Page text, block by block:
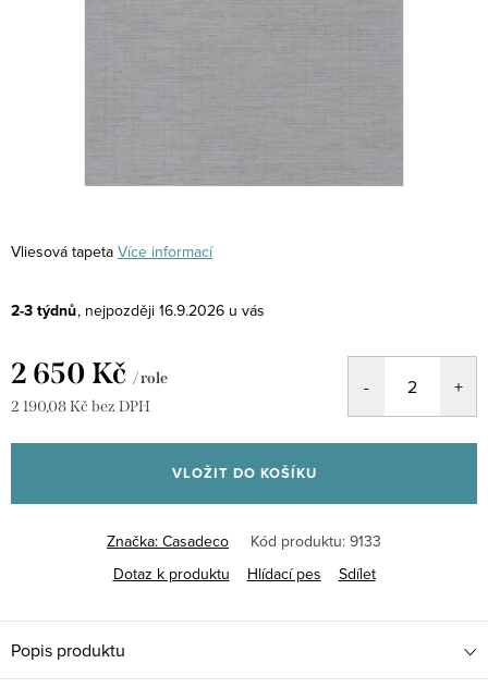
Vliesová tapeta Více informací
2-3 týdnů 16.9.2026
2 650 Kč / role
2 190,08 Kč bez DPH
cena:
VLOŽIT DO KOŠÍKU
Značka: Casadeco Kód produktu: 9133
Dotaz k produktu
Hlídací pes Sdílet
Popis produktu